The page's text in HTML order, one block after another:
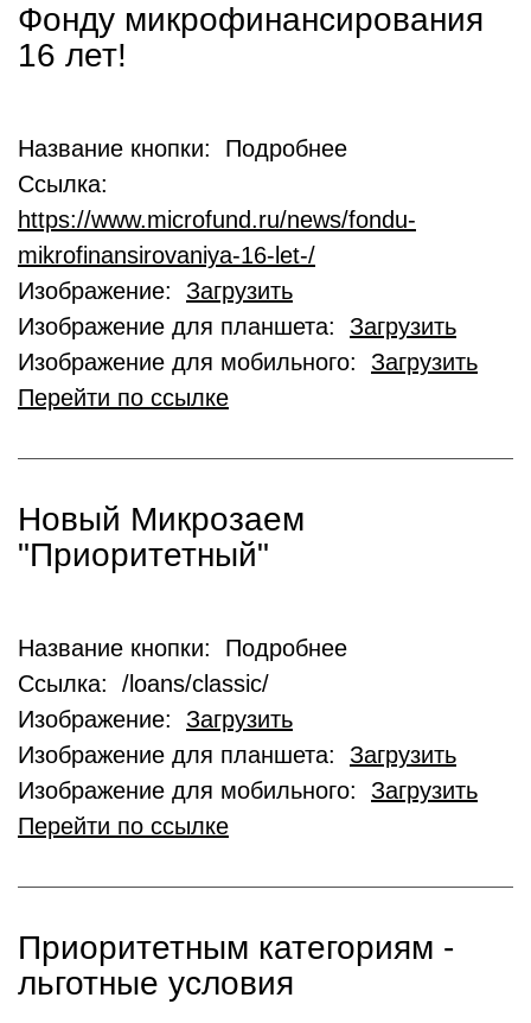
Фонду микрофинансирования
16 лет!
Название кнопки: Подробнее
Ссылка:
https://www.microfund.ru/news/fondu-
mikrofinansirovaniya-16-let-/
Изображение: Загрузить
Изображение для планшета: Загрузить
Изображение для мобильного: Загрузить
Перейти по ссылке
Новый Микрозаем
"Приоритетный"
Название кнопки: Подробнее
Ссылка: /loans/classic/
Изображение: Загрузить
Изображение для планшета: Загрузить
Изображение для мобильного: Загрузить
Перейти по ссылке
Приоритетным категориям -
льготные условия